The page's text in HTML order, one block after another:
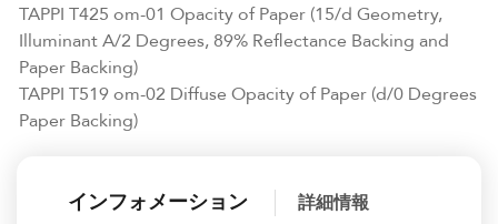
TAPPI T425 om-01 Opacity of Paper (15/d Geometry,
Illuminant A/2 Degrees, 89% Reflectance Backing and
Paper Backing)
TAPPI T519 om-02 Diffuse Opacity of Paper (d/0 Degrees
Paper Backing)
インフォメーション 詳細情報